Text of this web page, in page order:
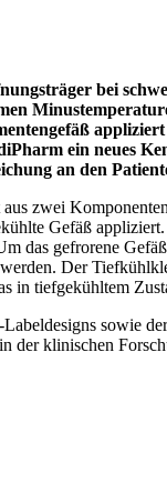
bei
ein neues
an den
zwei
Gefäß
das gefrorene
Der
in tiefgekühltem
sowie
der klinischen